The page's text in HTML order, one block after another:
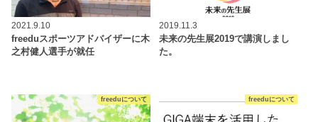
2021.9.10
freeduスポーツアドバイザーに木
之村健人選手が就任
2019.11.3
未来の先生展2019で講演しまし
た。
freeduについて freeduについて